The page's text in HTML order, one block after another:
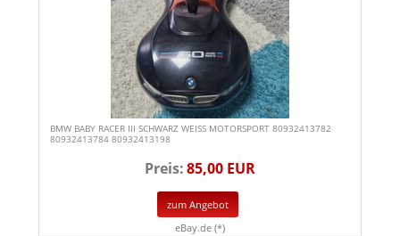
BMW BABY RACER III SCHWARZ WEISS MOTORSPORT 80932413782
80932413784 80932413198
Preis:85,00 EUR
zum Angebot
eBay.de (*)